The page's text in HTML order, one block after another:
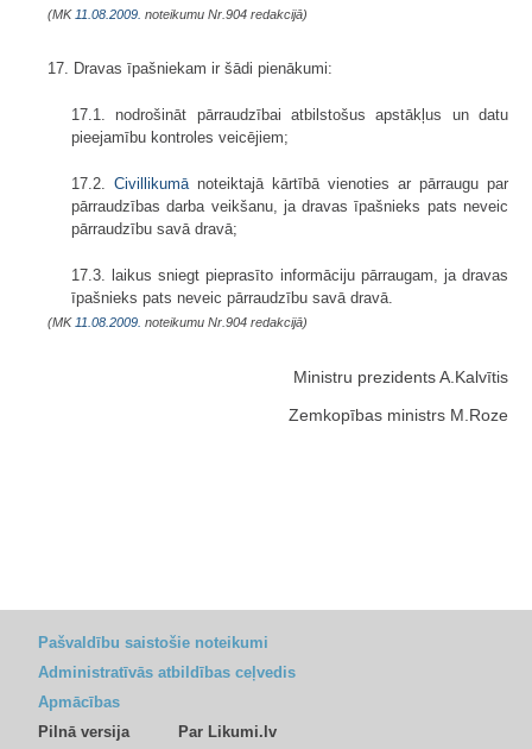
(MK 11.08.2009. noteikumu Nr.904 redakcijā)
17. Dravas īpašniekam ir šādi pienākumi:
17.1. nodrošināt pārraudzībai atbilstošus apstākļus un datu
pieejamību kontroles veicējiem;
17.2. Civillikumā noteiktajā kārtībā vienoties ar pārraugu par
pārraudzības darba veikšanu, ja dravas īpašnieks pats neveic
pārraudzību savā dravā;
17.3. laikus sniegt pieprasīto informāciju pārraugam, ja dravas
īpašnieks pats neveic pārraudzību savā dravā.
(MK 11.08.2009. noteikumu Nr.904 redakcijā)
Ministru prezidents A.Kalvītis
Zemkopības ministrs M.Roze
Pašvaldību saistošie noteikumi
Administratīvās atbildības ceļvedis
Apmācības
Pilnā versija
Par Likumi.lv